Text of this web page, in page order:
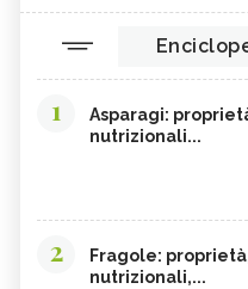
1
Asparagi:
nutrizionali...
2
Fragole:
nutrizionali,...